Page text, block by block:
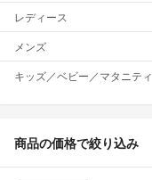
レディース
メンズ
キッズ／ベビー／マタニティ
商品の価格で絞り込み